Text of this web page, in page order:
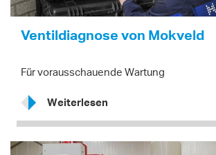
Ventildiagnose von Mokveld
Für vorausschauende Wartung
Weiterlesen